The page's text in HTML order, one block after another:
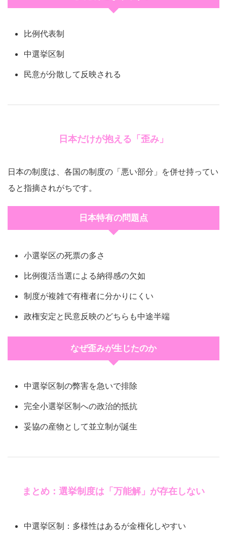
比例代表制
中選挙区制
民意が分散して反映される
日本だけが抱える「歪み」
日本の制度は、各国の制度の「悪い部分」を併せ持ってい
ると指摘されがちです。
日本特有の問題点
小選挙区の死票の多さ
比例復活当選による納得感の欠如
制度が複雑で有権者に分かりにくい
政権安定と民意反映のどちらも中途半端
なぜ歪みが生じたのか
中選挙区制の弊害を急いで排除
完全小選挙区制への政治的抵抗
妥協の産物として並立制が誕生
まとめ：選挙制度は「万能解」が存在しない
中選挙区制：多様性はあるが金権化しやすい